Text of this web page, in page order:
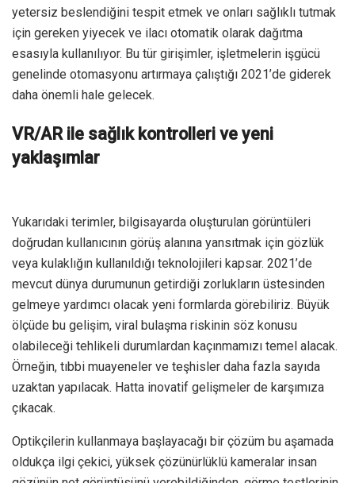
yetersiz beslendiğini tespit etmek ve onları sağlıklı tutmak
için gereken yiyecek ve ilacı otomatik olarak dağıtma
esasıyla kullanılıyor. Bu tür girişimler, işletmelerin işgücü
genelinde otomasyonu artırmaya çalıştığı 2021’de giderek
daha önemli hale gelecek.
VR/AR ile sağlık kontrolleri ve yeni
yaklaşımlar
Yukarıdaki terimler, bilgisayarda oluşturulan görüntüleri
doğrudan kullanıcının görüş alanına yansıtmak için gözlük
veya kulaklığın kullanıldığı teknolojileri kapsar. 2021’de
mevcut dünya durumunun getirdiği zorlukların üstesinden
gelmeye yardımcı olacak yeni formlarda görebiliriz. Büyük
ölçüde bu gelişim, viral bulaşma riskinin söz konusu
olabileceği tehlikeli durumlardan kaçınmamızı temel alacak.
Örneğin, tıbbi muayeneler ve teşhisler daha fazla sayıda
uzaktan yapılacak. Hatta inovatif gelişmeler de karşımıza
çıkacak.
Optikçilerin kullanmaya başlayacağı bir çözüm bu aşamada
oldukça ilgi çekici, yüksek çözünürlüklü kameralar insan